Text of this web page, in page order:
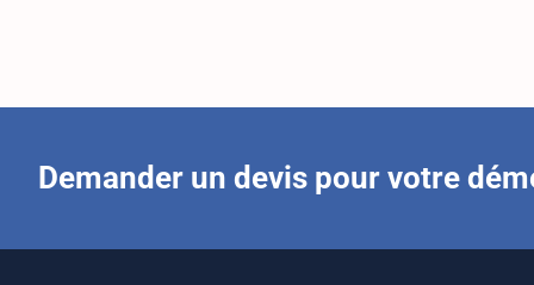
Demander un devis pour votre